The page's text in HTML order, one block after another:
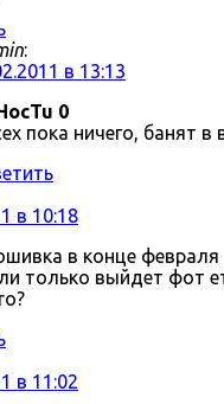
:
в 13:13
0
пока ничего, банят в
в 10:18
в конце февраля
только выйдет фот
в 11:02